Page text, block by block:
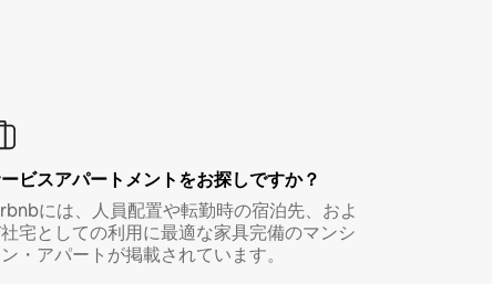
ビスアパートメントをお探しですか？
には、人員配置や転勤時の宿泊先、およ
宅としての利用に最適な家具完備のマンシ
ン・アパートが掲載されています。